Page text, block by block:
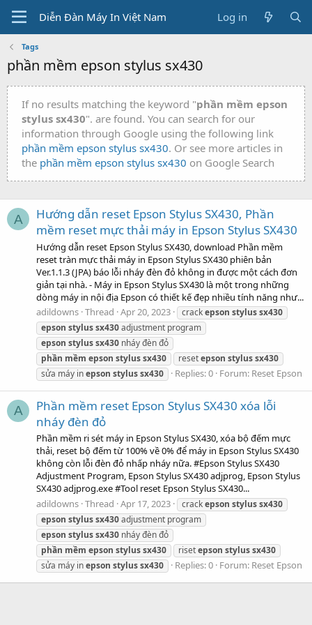
Diễn Đàn Máy In Việt Nam Log in
Tags
phần mềm epson stylus sx430
If no results matching the keyword "phần mềm epson
stylus sx430". are found. You can search for our
information through Google using the following link
phần mềm epson stylus sx430. Or see more articles in
the phần mềm epson stylus sx430 on Google Search
A
Hướng dẫn reset Epson Stylus SX430, Phần
mềm reset mực thải máy in Epson Stylus SX430
Hướng dẫn reset Epson Stylus SX430, download Phần mềm
reset tràn mực thải máy in Epson Stylus SX430 phiên bản
Ver.1.1.3 (JPA) báo lỗi nháy đèn đỏ không in được một cách đơn
giản tại nhà. - Máy in Epson Stylus SX430 là một trong những
dòng máy in nội địa Epson có thiết kế đẹp nhiều tính năng như...
adildowns Thread Apr 20, 2023 crackepson stylussx430
epson stylussx430adjustment program
epson stylussx430 nháy đèn đỏ
phần mềm epson stylussx430 resetepson stylussx430
sửa máy inepson stylussx430 Replies: 0 Forum: Reset Epson
A
Phần mềm reset Epson Stylus SX430 xóa lỗi
nháy đèn đỏ
Phần mềm ri sét máy in Epson Stylus SX430, xóa bộ đếm mực
thải, reset bộ đếm từ 100% về 0% để máy in Epson Stylus SX430
không còn lỗi đèn đỏ nhấp nháy nữa. #Epson Stylus SX430
Adjustment Program, Epson Stylus SX430 adjprog, Epson Stylus
SX430 adjprog.exe #Tool reset Epson Stylus SX430...
adildowns Thread Apr 17, 2023 crackepson stylussx430
epson stylussx430adjustment program
epson stylussx430 nháy đèn đỏ
phần mềm epson stylussx430 risetepson stylussx430
sửa máy inepson stylussx430 Replies: 0 Forum: Reset Epson